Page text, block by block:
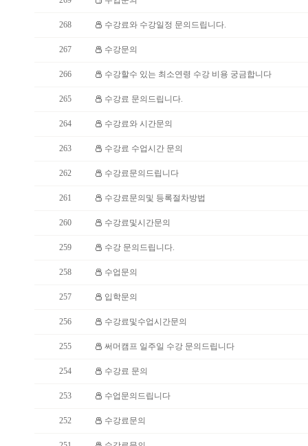
268 수강료와 수강일정 문의드립니다.
267 수강문의
266 수강할수 있는 최소연령 수강 비용 궁금합니다
265 수강료 문의드립니다.
264 수강료와 시간문의
263 수강료 수업시간 문의
262 수강료문의드립니다
261 수강료문의및 등록절차방법
260 수강료및시간문의
259 수강 문의드립니다.
258 수업문의
257 입학문의
256 수강료및수업시간문의
255 써머캠프 일주일 수강 문의드립니다
254 수강료 문의
253 수업문의드립니다
252 수강료문의